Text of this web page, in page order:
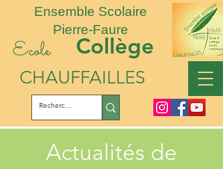
Collège
CHAUFFAILLES
Ensemble Scolaire
Pierre-Faure
Ecole
Actualités de